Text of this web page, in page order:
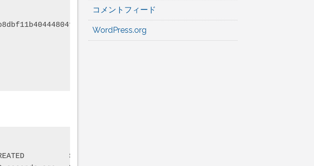
CREATED          STATUS          PORTS
コメントフィード
WordPress.org